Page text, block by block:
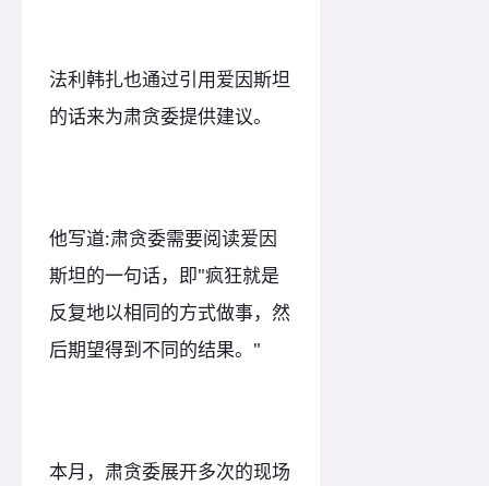
法利韩扎也通过引用爱因斯坦
的话来为肃贪委提供建议。
他写道:肃贪委需要阅读爱因
斯坦的一句话，即"疯狂就是
反复地以相同的方式做事，然
后期望得到不同的结果。"
本月，肃贪委展开多次的现场